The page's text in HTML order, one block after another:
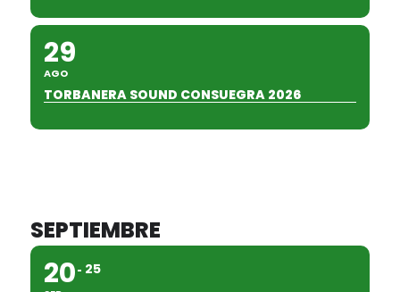
29
AGO
TORBANERA SOUND CONSUEGRA 2026
SEPTIEMBRE
20 25